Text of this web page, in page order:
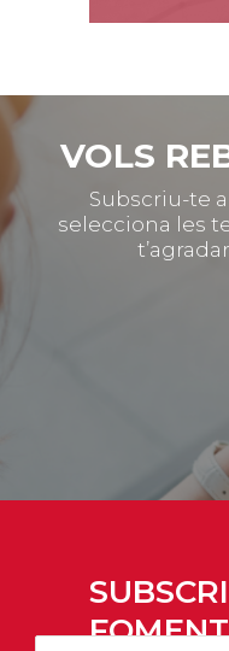
VOLS
Subscriu-te
selecciona les
FOMENT